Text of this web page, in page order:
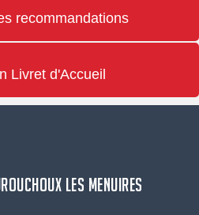
recommandations
Livret d'Accueil
LES MENUIRES